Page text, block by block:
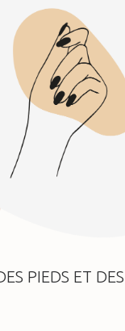
PIEDS ET